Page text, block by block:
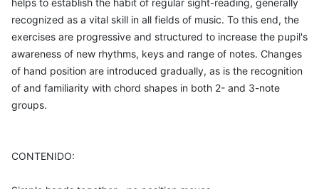
helps to establish the habit of regular sight-reading, generally
recognized as a vital skill in all fields of music. To this end, the
exercises are progressive and structured to increase the pupil's
awareness of new rhythms, keys and range of notes. Changes
of hand position are introduced gradually, as is the recognition
of and familiarity with chord shapes in both 2- and 3-note
groups.
CONTENIDO: